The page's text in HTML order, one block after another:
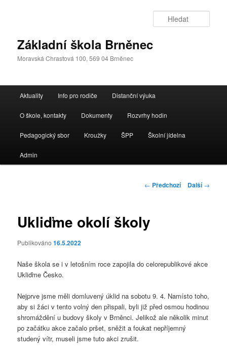
Základní škola Brněnec
Moravská Chrastová 100, 569 04 Brněnec
navigační
Aktuality Info pro rodiče Distanční výuka
O škole, kontakty Dokumenty Rozvrhy hodin
Pedagogický sbor Kroužky ŠPP Školní jídelna
Admin
Navigace
← Předchozí Další→
Ukliďme okolí školy
Publikováno16.5.2022
Naše škola se i v letošním roce zapojila do celorepublikové akce
Ukliďme Česko.
Nejprve jsme měli domluvený úklid na sobotu 9. 4. Namísto toho,
aby si žáci v tento volný den přispali, byli již před osmou hodinou
shromáždění u budovy školy v Brněnci. Jelikož ale několik minut
po začátku akce začalo pršet, sněžit a foukat nepříjemný
studený vítr, museli jsme tuto akci zrušit.